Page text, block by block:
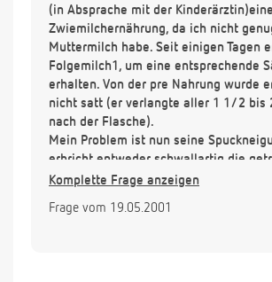
(in Absprache mit der Kinderärztin)eine
Zwiemilchernährung, da ich nicht
Muttermilch habe. Seit einigen Tagen
Folgemilch1, um eine entsprechende
erhalten. Von der pre Nahrung wurde
nicht satt (er verlangte aller 1 1/2 bis
nach der Flasche).
Mein Problem ist nun seine
erbricht entweder schwallartig die
Menge oder spuckt oft stundenlang
hungrig. Gern würde ich von der
Komplette Frage anzeigen
Frage vom 19.05.2001